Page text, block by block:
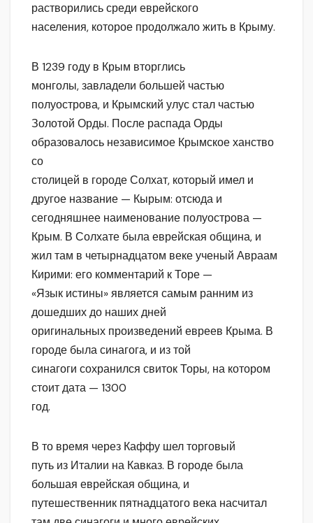
растворились среди еврейского
населения, которое продолжало жить в Крыму.
В 1239 году в Крым вторглись
монголы, завладели большей частью
полуострова, и Крымский улус стал частью
Золотой Орды. После распада Орды
образовалось независимое Крымское ханство
со
столицей в городе Солхат, который имел и
другое название — Кырым: отсюда и
сегодняшнее наименование полуострова —
Крым. В Солхате была еврейская община, и
жил там в четырнадцатом веке ученый Авраам
Кирими: его комментарий к Торе —
«Язык истины» является самым ранним из
дошедших до наших дней
оригинальных произведений евреев Крыма. В
городе была синагога, и из той
синагоги сохранился свиток Торы, на котором
стоит дата — 1300
год.
В то время через Каффу шел торговый
путь из Италии на Кавказ. В городе была
большая еврейская община, и
путешественник пятнадцатого века насчитал